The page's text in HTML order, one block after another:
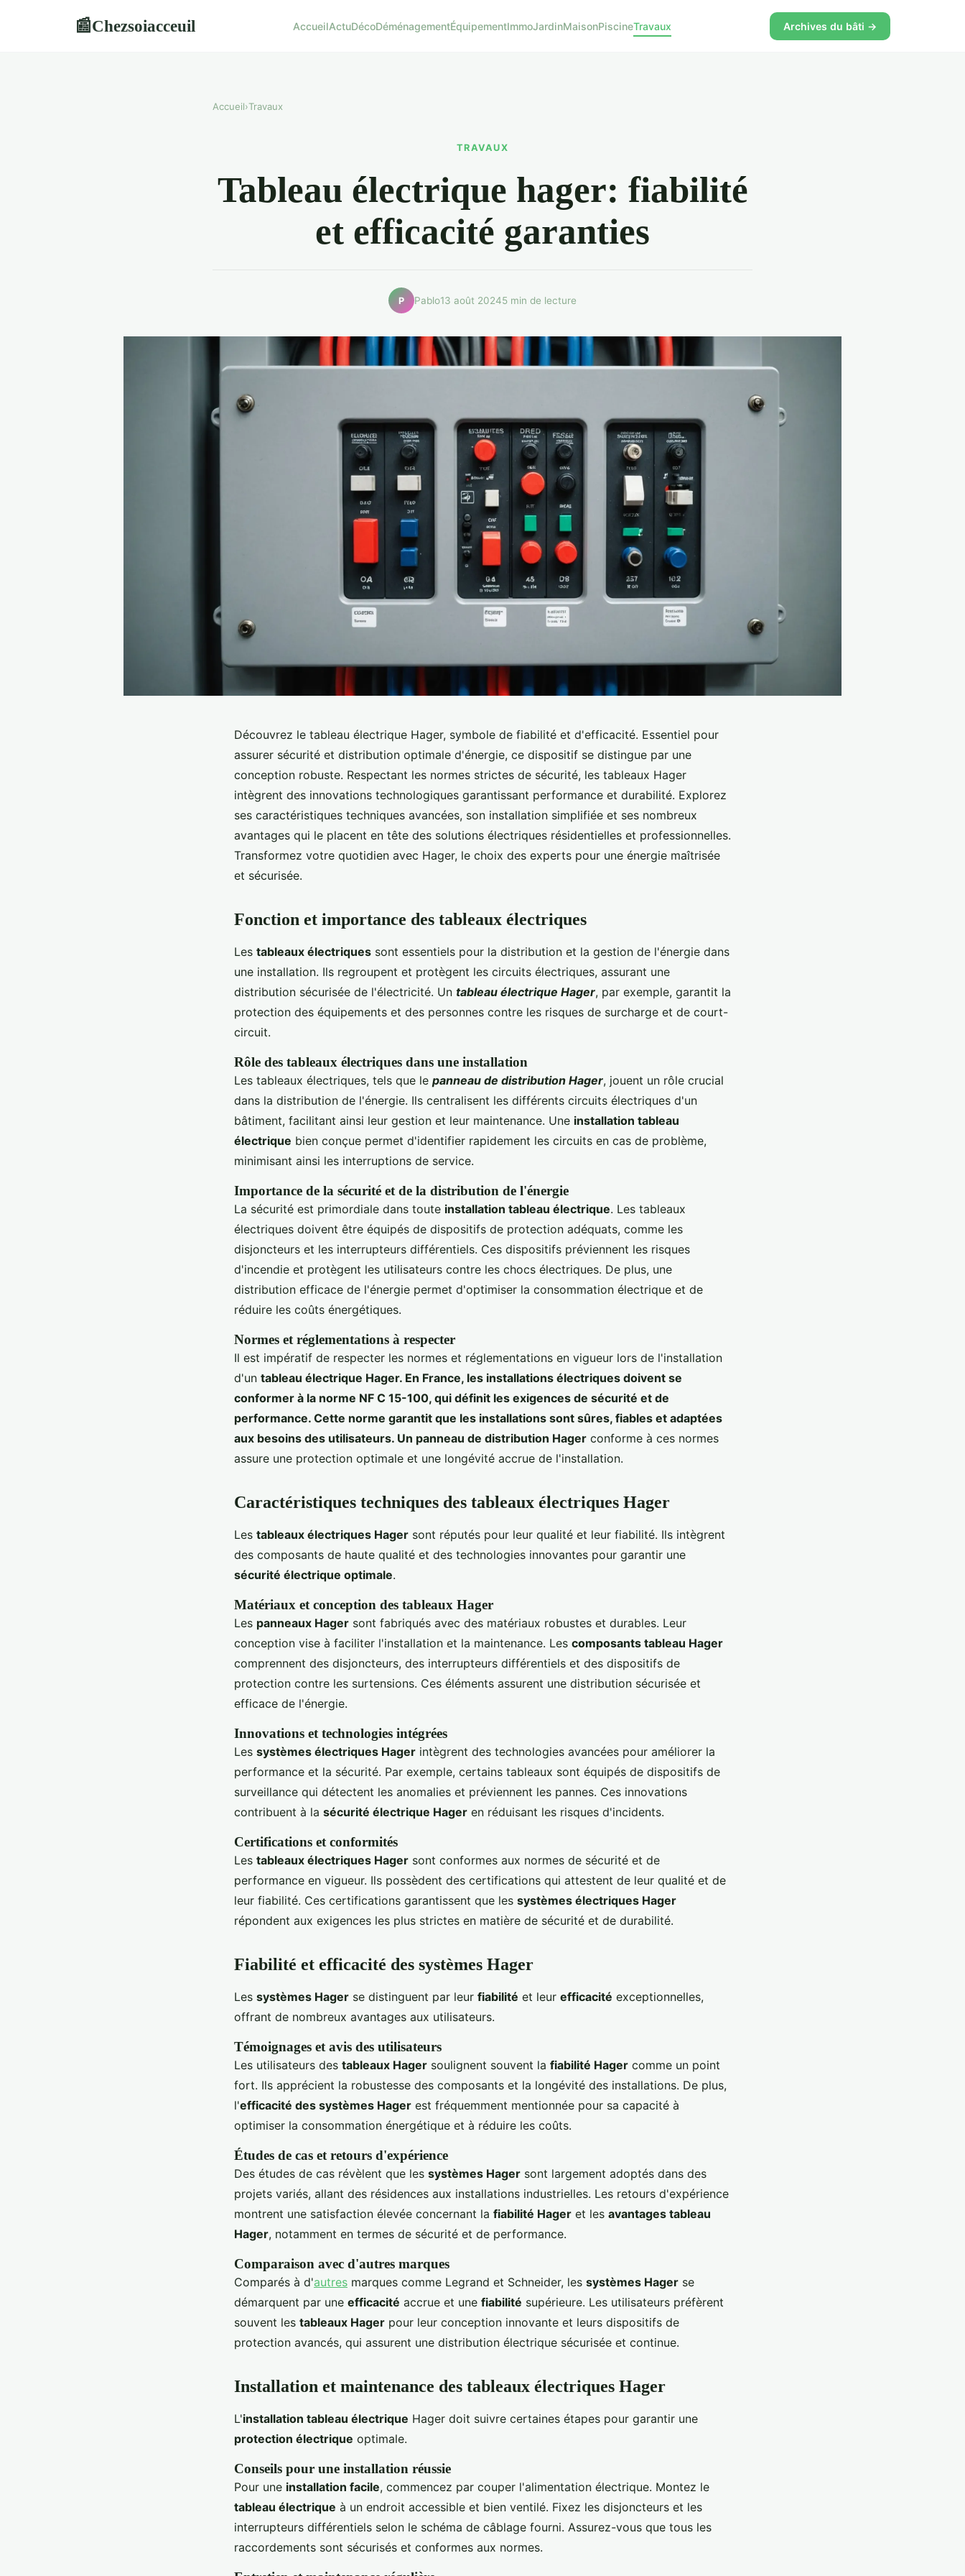
📰Chezsoiacceuil AccueilActuDécoDéménagementÉquipementImmoJardinMaisonPiscineTravaux Archives du bâti →
Accueil›Travaux
TRAVAUX
Tableau électrique hager: fiabilité
et efficacité garanties
P Pablo13 août 20245 min de lecture
Découvrez le tableau électrique Hager, symbole de fiabilité et d'efficacité. Essentiel pour
assurer sécurité et distribution optimale d'énergie, ce dispositif se distingue par une
conception robuste. Respectant les normes strictes de sécurité, les tableaux Hager
intègrent des innovations technologiques garantissant performance et durabilité. Explorez
ses caractéristiques techniques avancées, son installation simplifiée et ses nombreux
avantages qui le placent en tête des solutions électriques résidentielles et professionnelles.
Transformez votre quotidien avec Hager, le choix des experts pour une énergie maîtrisée
et sécurisée.
Fonction et importance des tableaux électriques
Les tableaux électriques sont essentiels pour la distribution et la gestion de l'énergie dans
une installation. Ils regroupent et protègent les circuits électriques, assurant une
distribution sécurisée de l'électricité. Un tableau électrique Hager, par exemple, garantit la
protection des équipements et des personnes contre les risques de surcharge et de court-
circuit.
Rôle des tableaux électriques dans une installation
Les tableaux électriques, tels que le panneau de distribution Hager, jouent un rôle crucial
dans la distribution de l'énergie. Ils centralisent les différents circuits électriques d'un
bâtiment, facilitant ainsi leur gestion et leur maintenance. Une installation tableau
électrique bien conçue permet d'identifier rapidement les circuits en cas de problème,
minimisant ainsi les interruptions de service.
Importance de la sécurité et de la distribution de l'énergie
La sécurité est primordiale dans toute installation tableau électrique. Les tableaux
électriques doivent être équipés de dispositifs de protection adéquats, comme les
disjoncteurs et les interrupteurs différentiels. Ces dispositifs préviennent les risques
d'incendie et protègent les utilisateurs contre les chocs électriques. De plus, une
distribution efficace de l'énergie permet d'optimiser la consommation électrique et de
réduire les coûts énergétiques.
Normes et réglementations à respecter
Il est impératif de respecter les normes et réglementations en vigueur lors de l'installation
d'un tableau électrique Hager. En France, les installations électriques doivent se
conformer à la norme NF C 15-100, qui définit les exigences de sécurité et de
performance. Cette norme garantit que les installations sont sûres, fiables et adaptées
aux besoins des utilisateurs. Un panneau de distribution Hager conforme à ces normes
assure une protection optimale et une longévité accrue de l'installation.
Caractéristiques techniques des tableaux électriques Hager
Les tableaux électriques Hager sont réputés pour leur qualité et leur fiabilité. Ils intègrent
des composants de haute qualité et des technologies innovantes pour garantir une
sécurité électrique optimale.
Matériaux et conception des tableaux Hager
Les panneaux Hager sont fabriqués avec des matériaux robustes et durables. Leur
conception vise à faciliter l'installation et la maintenance. Les composants tableau Hager
comprennent des disjoncteurs, des interrupteurs différentiels et des dispositifs de
protection contre les surtensions. Ces éléments assurent une distribution sécurisée et
efficace de l'énergie.
Innovations et technologies intégrées
Les systèmes électriques Hager intègrent des technologies avancées pour améliorer la
performance et la sécurité. Par exemple, certains tableaux sont équipés de dispositifs de
surveillance qui détectent les anomalies et préviennent les pannes. Ces innovations
contribuent à la sécurité électrique Hager en réduisant les risques d'incidents.
Certifications et conformités
Les tableaux électriques Hager sont conformes aux normes de sécurité et de
performance en vigueur. Ils possèdent des certifications qui attestent de leur qualité et de
leur fiabilité. Ces certifications garantissent que les systèmes électriques Hager
répondent aux exigences les plus strictes en matière de sécurité et de durabilité.
Fiabilité et efficacité des systèmes Hager
Les systèmes Hager se distinguent par leur fiabilité et leur efficacité exceptionnelles,
offrant de nombreux avantages aux utilisateurs.
Témoignages et avis des utilisateurs
Les utilisateurs des tableaux Hager soulignent souvent la fiabilité Hager comme un point
fort. Ils apprécient la robustesse des composants et la longévité des installations. De plus,
l'efficacité des systèmes Hager est fréquemment mentionnée pour sa capacité à
optimiser la consommation énergétique et à réduire les coûts.
Études de cas et retours d'expérience
Des études de cas révèlent que les systèmes Hager sont largement adoptés dans des
projets variés, allant des résidences aux installations industrielles. Les retours d'expérience
montrent une satisfaction élevée concernant la fiabilité Hager et les avantages tableau
Hager, notamment en termes de sécurité et de performance.
Comparaison avec d'autres marques
Comparés à d'autres marques comme Legrand et Schneider, les systèmes Hager se
démarquent par une efficacité accrue et une fiabilité supérieure. Les utilisateurs préfèrent
souvent les tableaux Hager pour leur conception innovante et leurs dispositifs de
protection avancés, qui assurent une distribution électrique sécurisée et continue.
Installation et maintenance des tableaux électriques Hager
L'installation tableau électrique Hager doit suivre certaines étapes pour garantir une
protection électrique optimale.
Conseils pour une installation réussie
Pour une installation facile, commencez par couper l'alimentation électrique. Montez le
tableau électrique à un endroit accessible et bien ventilé. Fixez les disjoncteurs et les
interrupteurs différentiels selon le schéma de câblage fourni. Assurez-vous que tous les
raccordements sont sécurisés et conformes aux normes.